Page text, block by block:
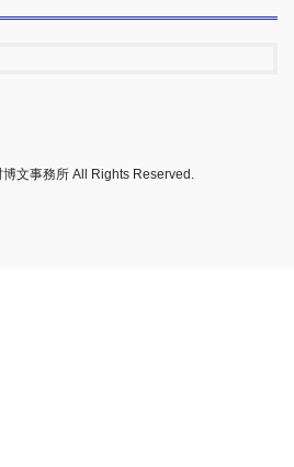
文事務所 All Rights Reserved.